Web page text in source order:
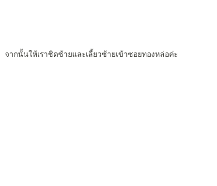
จากนั้นให้เราชิดซ้ายและเลี้ยวซ้ายเข้าซอยทองหล่อค่ะ